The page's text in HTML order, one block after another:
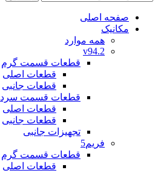
صفحه اصلی
مکانیک
همه موارد
v94.2
قطعات قسمت گرم
قطعات اصلی
قطعات جانبی
قطعات قسمت سرد
قطعات اصلی
قطعات جانبی
تجهیزات جانبی
فریم5
قطعات قسمت گرم
قطعات اصلی